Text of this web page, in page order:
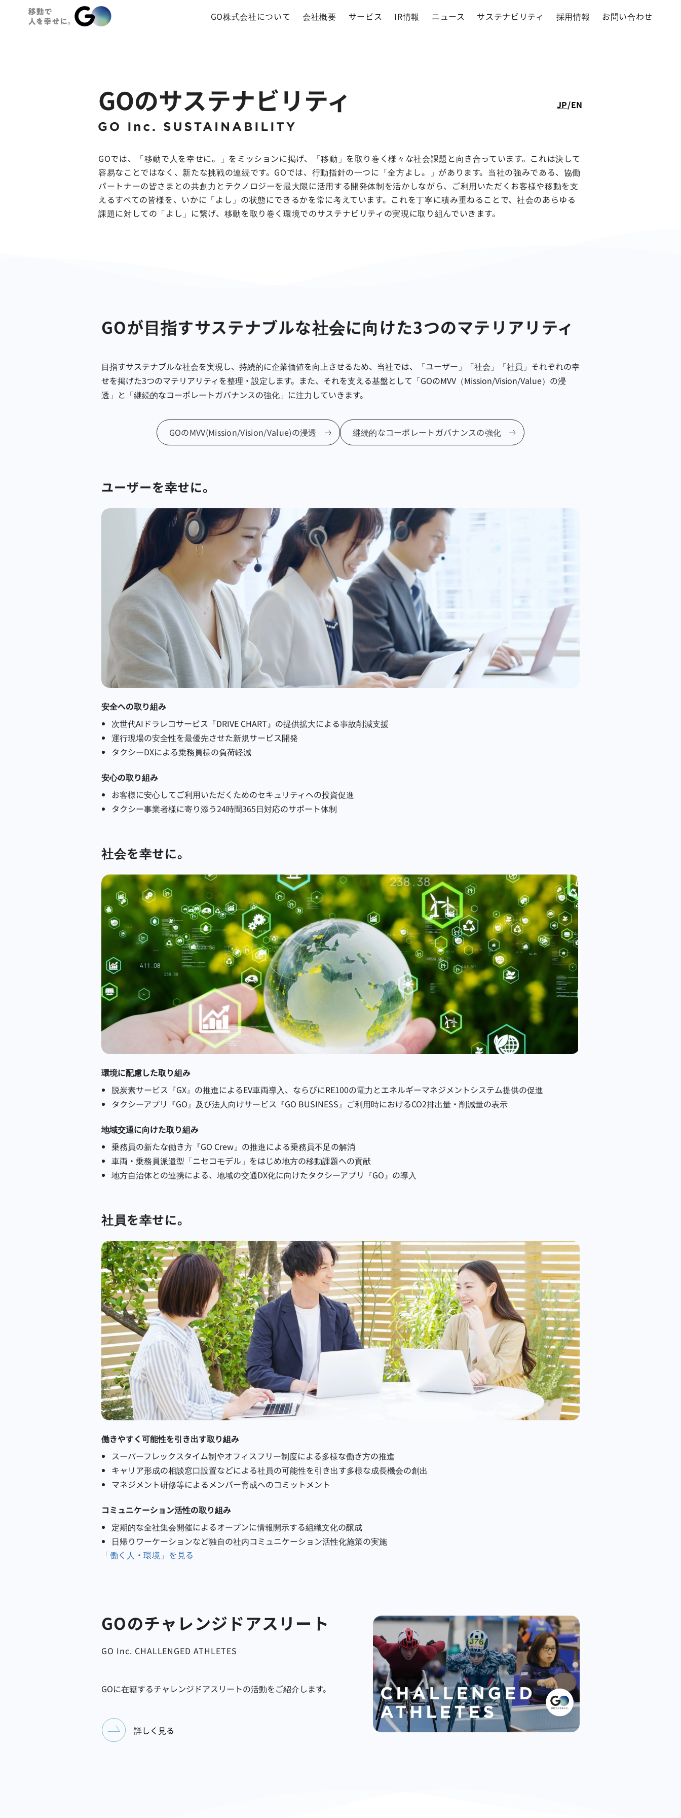
GO株式会社について 会社概要 サービス IR情報 ニュース サステナビリティ 採用情報 お問い合わせ
GOのサステナビリティ JP/EN
GOでは、「移動で人を幸せに。」をミッションに掲げ、「移動」を取り巻く様々な社会課題と向き合っています。これは決して
容易なことではなく、新たな挑戦の連続です。GOでは、行動指針の一つに「全方よし。」があります。当社の強みである、協働
パートナーの皆さまとの共創力とテクノロジーを最大限に活用する開発体制を活かしながら、ご利用いただくお客様や移動を支
えるすべての皆様を、いかに「よし」の状態にできるかを常に考えています。これを丁寧に積み重ねることで、社会のあらゆる
課題に対しての「よし」に繋げ、移動を取り巻く環境でのサステナビリティの実現に取り組んでいきます。
GOが目指すサステナブルな社会に向けた3つのマテリアリティ
目指すサステナブルな社会を実現し、持続的に企業価値を向上させるため、当社では、「ユーザー」「社会」「社員」それぞれの幸
せを掲げた3つのマテリアリティを整理・設定します。また、それを支える基盤として「GOのMVV（Mission/Vision/Value）の浸
透」と「継続的なコーポレートガバナンスの強化」に注力していきます。
GOのMVV(Mission/Vision/Value)の浸透 継続的なコーポレートガバナンスの強化
ユーザーを幸せに。
安全への取り組み
次世代AIドラレコサービス『DRIVE CHART』の提供拡大による事故削減支援
運行現場の安全性を最優先させた新規サービス開発
タクシーDXによる乗務員様の負荷軽減
安心の取り組み
お客様に安心してご利用いただくためのセキュリティへの投資促進
タクシー事業者様に寄り添う24時間365日対応のサポート体制
社会を幸せに。
環境に配慮した取り組み
脱炭素サービス『GX』の推進によるEV車両導入、ならびにRE100の電力とエネルギーマネジメントシステム提供の促進
タクシーアプリ『GO』及び法人向けサービス『GO BUSINESS』ご利用時におけるCO2排出量・削減量の表示
地域交通に向けた取り組み
乗務員の新たな働き方『GO Crew』の推進による乗務員不足の解消
車両・乗務員派遣型「ニセコモデル」をはじめ地方の移動課題への貢献
地方自治体との連携による、地域の交通DX化に向けたタクシーアプリ『GO』の導入
社員を幸せに。
働きやすく可能性を引き出す取り組み
スーパーフレックスタイム制やオフィスフリー制度による多様な働き方の推進
キャリア形成の相談窓口設置などによる社員の可能性を引き出す多様な成長機会の創出
マネジメント研修等によるメンバー育成へのコミットメント
コミュニケーション活性の取り組み
定期的な全社集会開催によるオープンに情報開示する組織文化の醸成
日帰りワーケーションなど独自の社内コミュニケーション活性化施策の実施
「働く人・環境」を見る
GOのチャレンジドアスリート
GO Inc. CHALLENGED ATHLETES
GOに在籍するチャレンジドアスリートの活動をご紹介します。
詳しく見る